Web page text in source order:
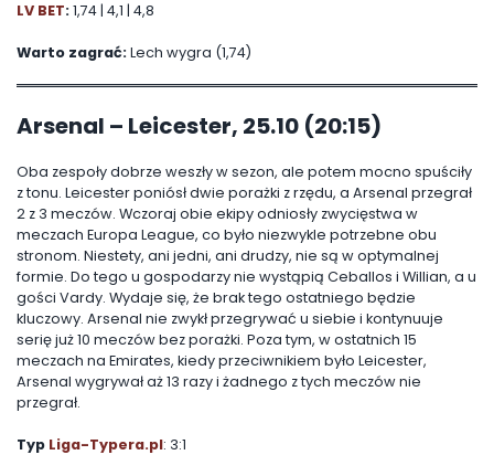
LV BET:1,74 | 4,1 | 4,8
Warto zagrać:Lech wygra (1,74)
Arsenal – Leicester, 25.10 (20:15)
Oba zespoły dobrze weszły w sezon, ale potem mocno spuściły
z tonu. Leicester poniósł dwie porażki z rzędu, a Arsenal przegrał
2 z 3 meczów. Wczoraj obie ekipy odniosły zwycięstwa w
meczach Europa League, co było niezwykle potrzebne obu
stronom. Niestety, ani jedni, ani drudzy, nie są w optymalnej
formie. Do tego u gospodarzy nie wystąpią Ceballos i Willian, a u
gości Vardy. Wydaje się, że brak tego ostatniego będzie
kluczowy. Arsenal nie zwykł przegrywać u siebie i kontynuuje
serię już 10 meczów bez porażki. Poza tym, w ostatnich 15
meczach na Emirates, kiedy przeciwnikiem było Leicester,
Arsenal wygrywał aż 13 razy i żadnego z tych meczów nie
przegrał.
Typ Liga-Typera.pl: 3:1